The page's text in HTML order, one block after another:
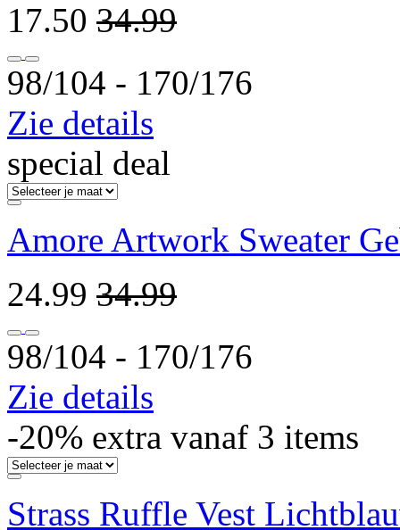
17.50 34.99
98/104 ‐ 170/176
Zie details
special deal
Amore Artwork Sweater
24.99 34.99
98/104 ‐ 170/176
Zie details
-20% extra vanaf 3 items
Strass Ruffle Vest